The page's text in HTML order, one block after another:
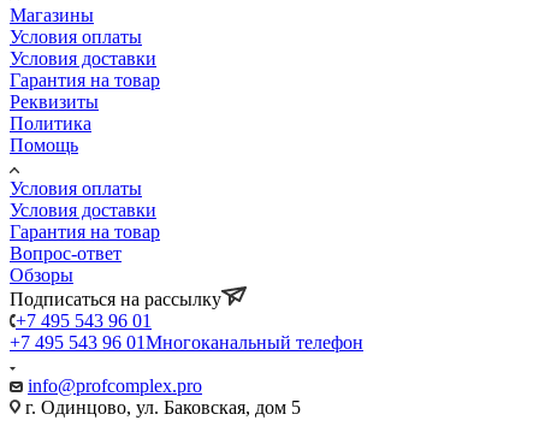
Магазины
Условия оплаты
Условия доставки
Гарантия на товар
Реквизиты
Политика
Помощь
Условия оплаты
Условия доставки
Гарантия на товар
Вопрос-ответ
Обзоры
Подписаться на рассылку
+7 495 543 96 01
+7 495 543 96 01Многоканальный телефон
info@profcomplex.pro
г. Одинцово, ул. Баковская, дом 5